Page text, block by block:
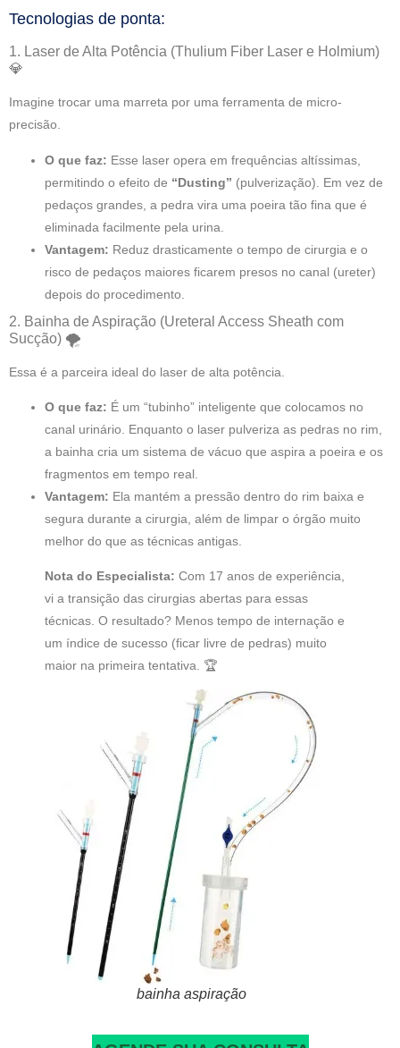
Tecnologias de ponta:
1. Laser de Alta Potência (Thulium Fiber Laser e Holmium)
💎
Imagine trocar uma marreta por uma ferramenta de micro-
precisão.
O que faz: Esse laser opera em frequências altíssimas,
permitindo o efeito de “Dusting” (pulverização). Em vez de
pedaços grandes, a pedra vira uma poeira tão fina que é
eliminada facilmente pela urina.
Vantagem: Reduz drasticamente o tempo de cirurgia e o
risco de pedaços maiores ficarem presos no canal (ureter)
depois do procedimento.
2. Bainha de Aspiração (Ureteral Access Sheath com
Sucção) 🌪️
Essa é a parceira ideal do laser de alta potência.
O que faz: É um “tubinho” inteligente que colocamos no
canal urinário. Enquanto o laser pulveriza as pedras no rim,
a bainha cria um sistema de vácuo que aspira a poeira e os
fragmentos em tempo real.
Vantagem: Ela mantém a pressão dentro do rim baixa e
segura durante a cirurgia, além de limpar o órgão muito
melhor do que as técnicas antigas.
Nota do Especialista: Com 17 anos de experiência,
vi a transição das cirurgias abertas para essas
técnicas. O resultado? Menos tempo de internação e
um índice de sucesso (ficar livre de pedras) muito
maior na primeira tentativa. 🏆
bainha aspiração